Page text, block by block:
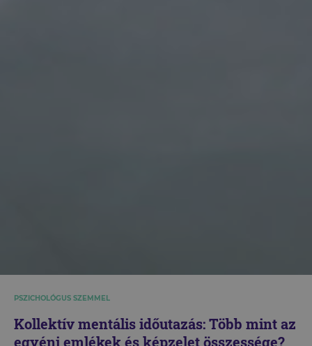
PSZICHOLÓGUS SZEMMEL
Kollektív mentális időutazás: Több mint az
egyéni emlékek és képzelet összessége?